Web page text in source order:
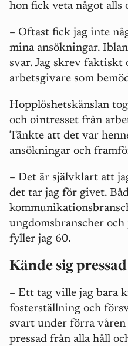
hon fick veta något alls
– Oftast fick jag inte
mina ansökningar.
svar. Jag skrev faktiskt
arbetsgivare som
Hopplöshetskänslan
och ointresset från
Tänkte att det var
ansökningar och
– Det är självklart att
det tar jag för givet.
ungdomsbranscher
fyller jag 60.
Kände sig pressad
– Ett tag ville jag bara
fosterställning och
svart under förra våren
pressad från alla håll